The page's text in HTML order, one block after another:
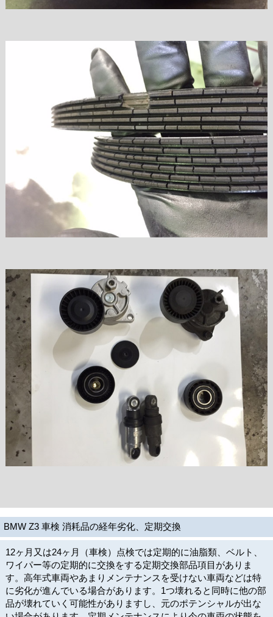
BMW Z3 車検 消耗品の経年劣化、定期交換
12ヶ月又は24ヶ月（車検）点検では定期的に油脂類、ベルト、
ワイパー等の定期的に交換をする定期交換部品項目がありま
す。高年式車両やあまりメンテナンスを受けない車両などは特
に劣化が進んでいる場合があります。1つ壊れると同時に他の部
品が壊れていく可能性がありますし、元のポテンシャルが出な